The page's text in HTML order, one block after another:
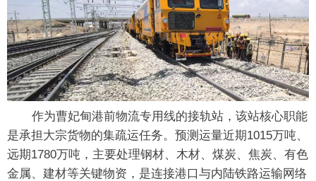
作为曹妃甸港前物流专用线的接轨站，该站核心职能
是承担大宗货物的集疏运任务。预测运量近期1015万吨、
远期1780万吨，主要处理钢材、木材、煤炭、焦炭、有色
金属、建材等关键物资，是连接港口与内陆铁路运输网络